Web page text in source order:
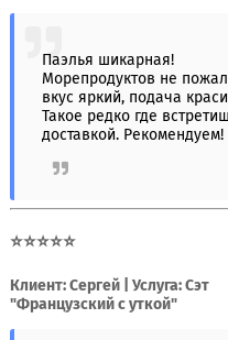
Паэлья шикарная!
Морепродуктов не
вкус яркий, подача
Такое редко где
доставкой. Рекомендуем!
⭐⭐⭐⭐⭐
Клиент: Сергей | Услуга: Сэт
"Французский с уткой"